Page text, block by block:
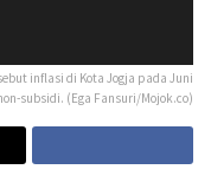
inflasi di Kota Jogja pada Juni
subsidi. (Ega Fansuri/Mojok.co)